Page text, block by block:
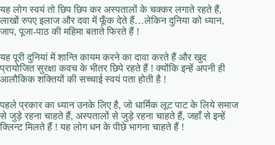
यह लोग स्वयं तो छिप छिप कर अस्पतालों के चक्कर लगाते रहते हैं,
लाखों रुपए इलाज और दवा में फूँक देते हैं…लेकिन दुनिया को ध्यान,
जाप, पूजा-पाठ की महिमा बताते फिरते हैं !
यह पूरी दुनियां में शान्ति कायम करने का दावा करते हैं और खुद
प्रायोजित सुरक्षा कवच के भीतर छिपे रहते हैं ! क्योंकि इन्हें अपनी ही
आलौकिक शक्तियों की सच्चाई स्वयं पता होती है !
पहले प्रकार का ध्यान उनके लिए है, जो धार्मिक लूट पाट के लिये समाज
से जुड़े रहना चाहते हैं, अस्पतालों से जुड़े रहना चाहते हैं, जहाँ से इन्हें
क्लिन्ट मिलते हैं ! यह लोग धन के पीछे भागना चाहते हैं !